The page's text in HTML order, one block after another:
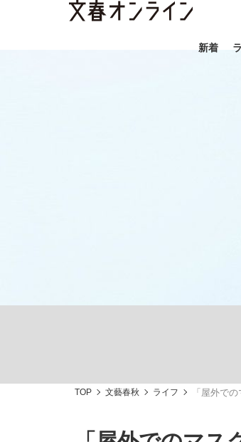
新着
「90%は失敗する。でも
TOP 文藝春秋 ライフ 「屋外で